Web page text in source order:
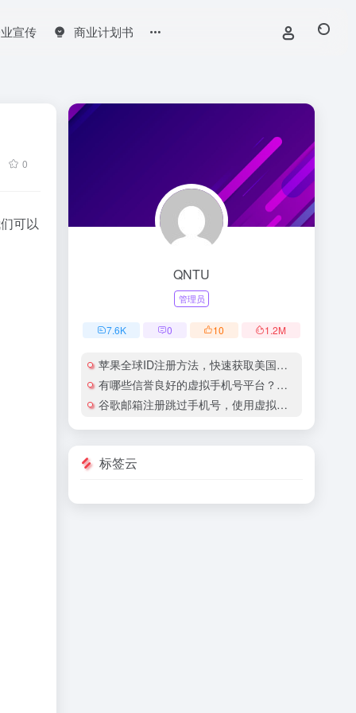
宣传 商业计划书
0
可以
QNTU
管理员
7.6K 0 10 1.2M
苹果全球ID注册方法，快速获取美国地区苹果账号
有哪些信誉良好的虚拟手机号平台？有哪些平台提供国际虚拟手机号服务？
谷歌邮箱注册跳过手机号，使用虚拟手机号注册谷歌邮箱安全吗？
标签云